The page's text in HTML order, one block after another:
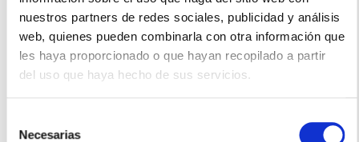
nuestros partners de redes sociales, publicidad y análisis
web, quienes pueden combinarla con otra información que
les haya proporcionado o que hayan recopilado a partir
del uso que haya hecho de sus servicios.
Necesarias
5.95€
4,65€
TEMPORALMENTE AGOTADO